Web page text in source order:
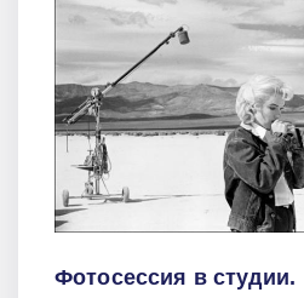
Фотосессия в студии.